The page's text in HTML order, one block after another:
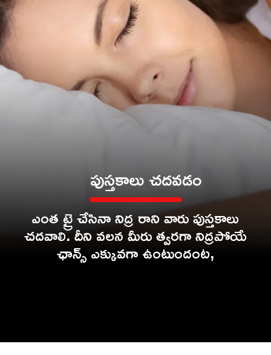
ఎంత ట్రై చేసినా నిద్ర రాని వారు పుస్తకాలు
చదవాలి. దీని వలన మీరు త్వరగా నిద్రపోయే
పుస్తకాలు చదవడం